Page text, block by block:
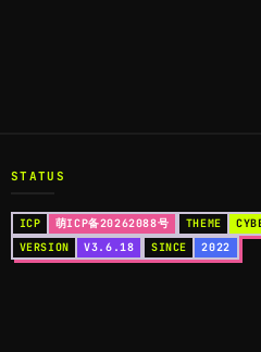
STATUS
ICP 萌ICP备20262088号 THEME
VERSION
V3.6.18 SINCE 2022